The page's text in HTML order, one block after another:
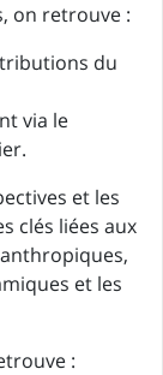
on retrouve :
du
via le
et les
clés liées aux
et les
: